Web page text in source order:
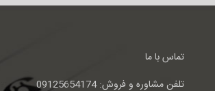
تماس با ما
تلفن مشاوره و فروش: 09125654174